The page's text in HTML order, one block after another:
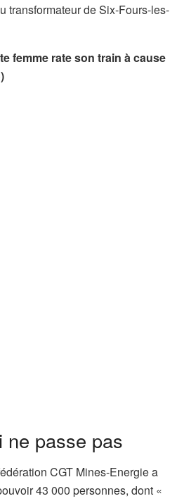
transformateur de Six-Fours-les-
femme rate son train à cause
ne passe pas
CGT Mines-Energie a
43 000 personnes, dont «